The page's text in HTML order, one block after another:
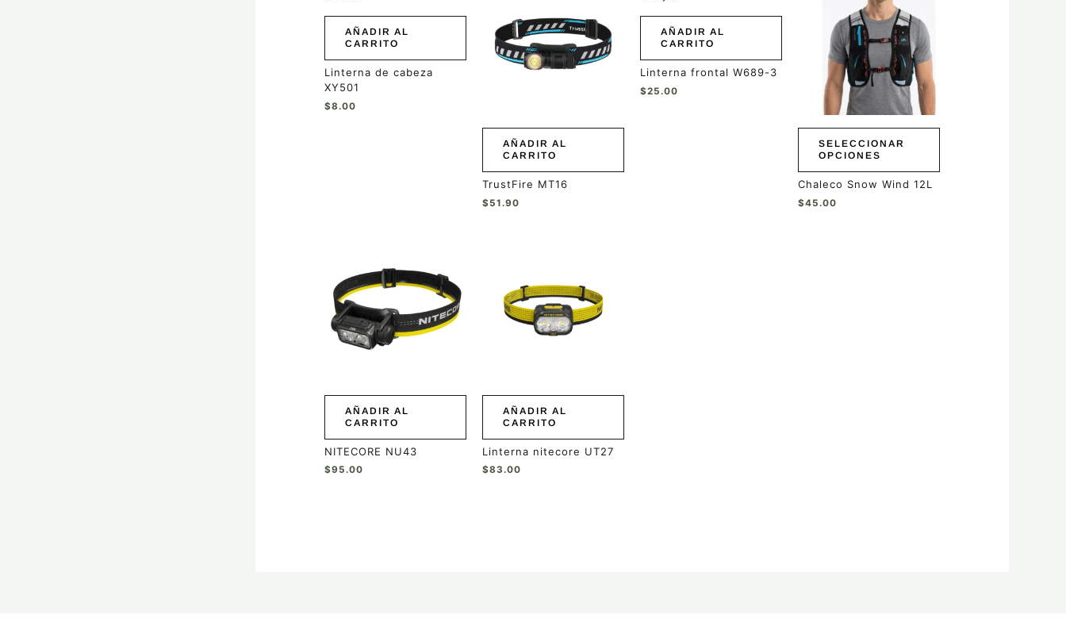
AÑADIR AL
CARRITO
Linterna de cabeza
XY501
$8.00
AÑADIR AL
CARRITO
TrustFire MT16
$51.90
AÑADIR AL
CARRITO
Linterna frontal W689-3
$25.00
SELECCIONAR
OPCIONES
múltiples
variantes.
opciones
pueden
elegir
en
página
de
producto
Chaleco Snow Wind 12L
$45.00
AÑADIR AL
CARRITO
NITECORE NU43
$95.00
AÑADIR AL
CARRITO
Linterna nitecore UT27
$83.00